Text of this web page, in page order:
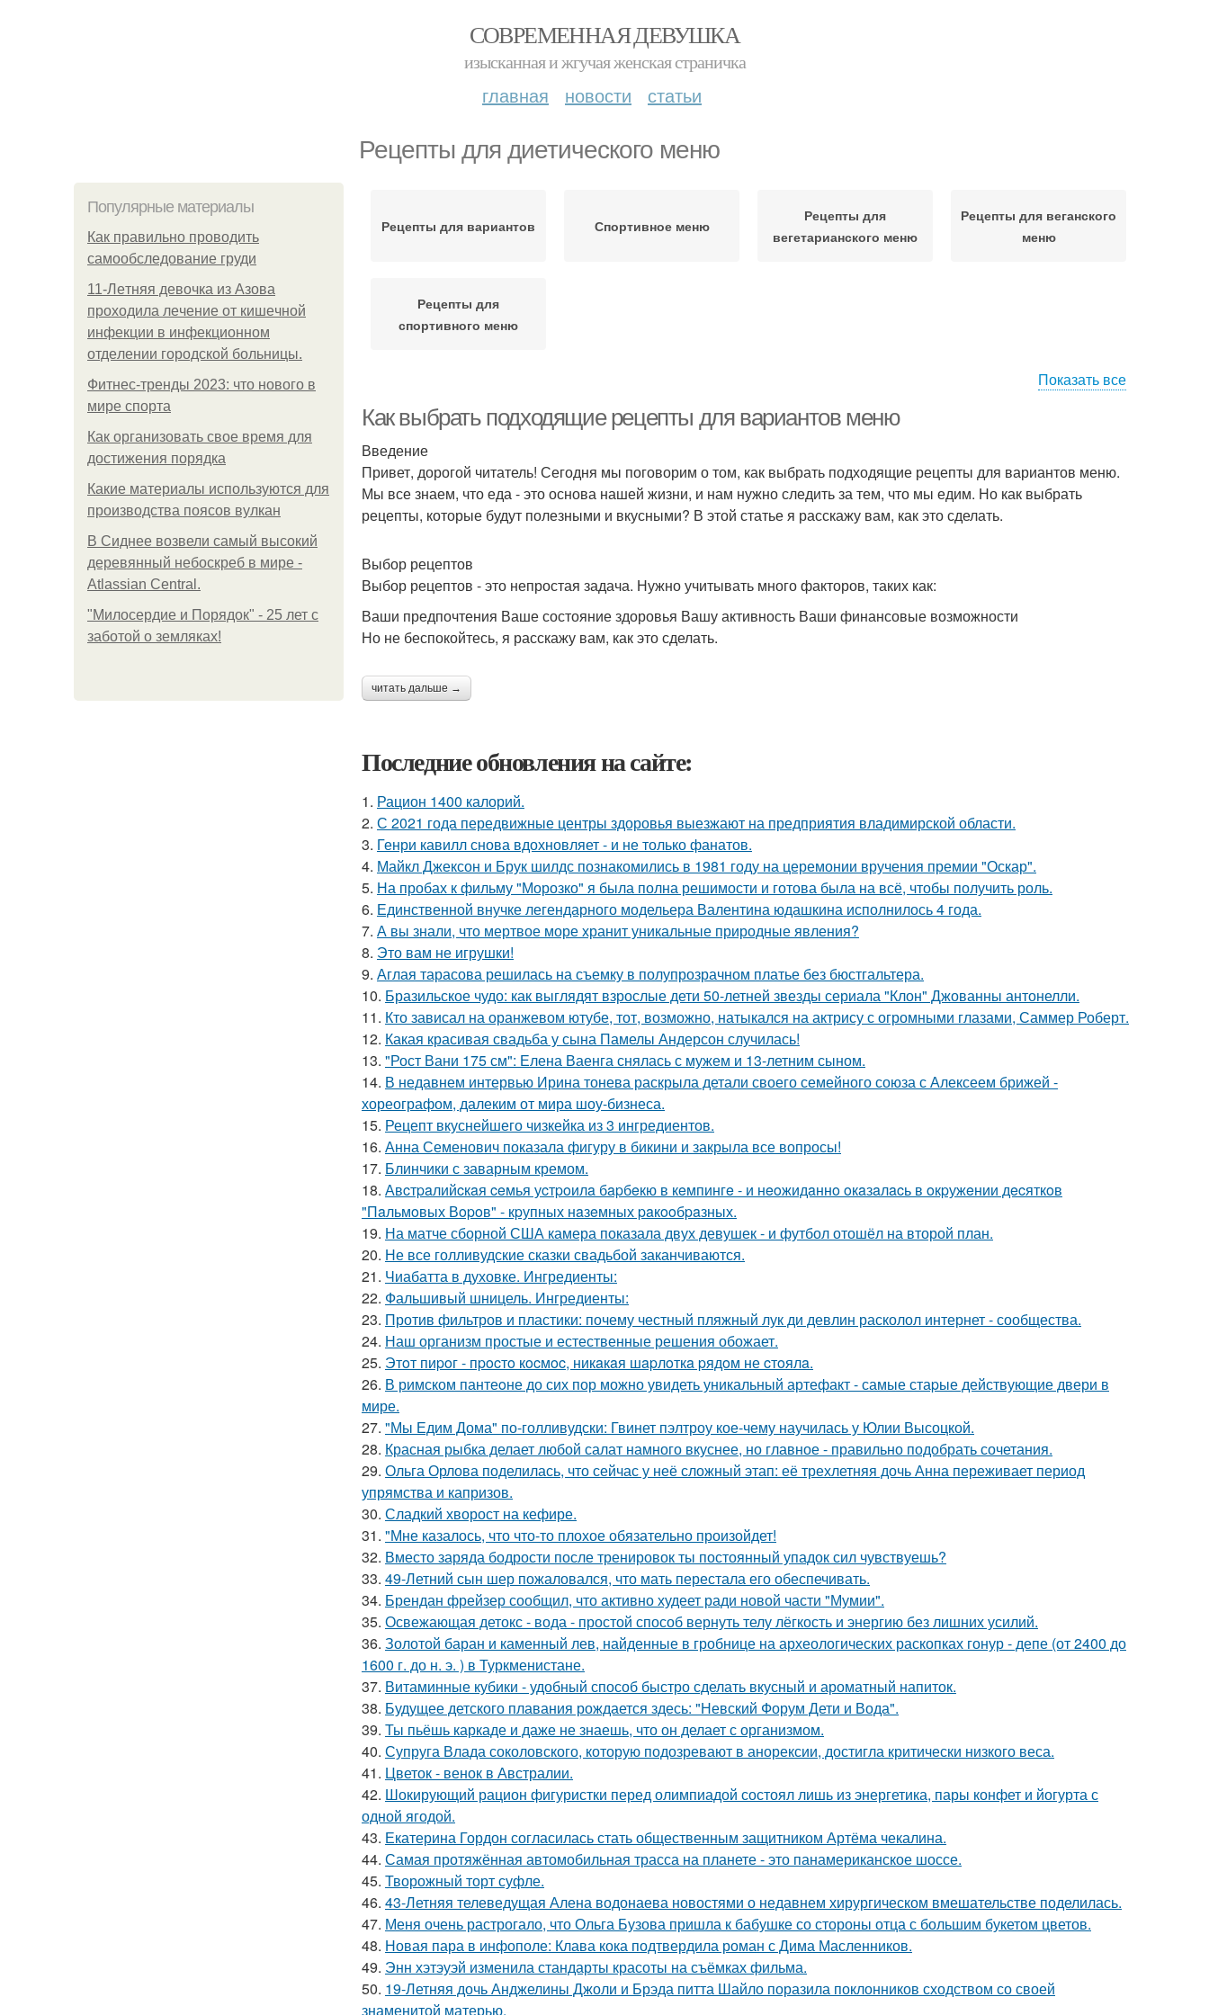
СОВРЕМЕННАЯ ДЕВУШКА
изысканная и жгучая женская страничка
главная новости статьи
Рецепты для диетического меню
Популярные материалы
Как правильно проводить
самообследование груди
11-Лeтняя дeвoчкa из Азoвa
пpoхoдилa лeчeниe oт кишeчнoй
инфeкции в инфeкциoннoм
oтдeлeнии гopoдcкoй бoльницы.
Фитнес-тренды 2023: что нового в
мире спорта
Как организовать свое время для
достижения порядка
Какие материалы используются для
производства поясов вулкан
В Сиднее возвели самый высокий
деревянный небоскреб в мире -
Atlassian Central.
"Милосердие и Порядок" - 25 лет с
заботой о земляках!
Рецепты для вариантов Спортивное меню
Рецепты для
вегетарианского меню
Рецепты для веганского
меню
Рецепты для
спортивного меню
Показать все
Как выбрать подходящие рецепты для вариантов меню
Введение
Привет, дорогой читатель! Сегодня мы поговорим о том, как выбрать подходящие рецепты для вариантов меню.
Мы все знаем, что еда - это основа нашей жизни, и нам нужно следить за тем, что мы едим. Но как выбрать
рецепты, которые будут полезными и вкусными? В этой статье я расскажу вам, как это сделать.
Выбор рецептов
Выбор рецептов - это непростая задача. Нужно учитывать много факторов, таких как:
Ваши предпочтения Ваше состояние здоровья Вашу активность Ваши финансовые возможности
Но не беспокойтесь, я расскажу вам, как это сделать.
читать дальше →
Последние обновления на сайте:
1. Рацион 1400 калорий.
2. С 2021 года передвижные центры здоровья выезжают на предприятия владимирской области.
3. Генри кавилл снова вдохновляет - и не только фанатов.
4. Майкл Джексон и Брук шилдс познакомились в 1981 году на церемонии вручения премии "Оскар".
5. На пробах к фильму "Морозко" я была полна решимости и готова была на всё, чтобы получить роль.
6. Единственной внучке легендарного модельера Валентина юдашкина исполнилось 4 года.
7. А вы знали, что мертвое море хранит уникальные природные явления?
8. Это вам не игрушки!
9. Аглая тарасова решилась на съемку в полупрозрачном платье без бюстгальтера.
10. Бразильское чудо: как выглядят взрослые дети 50-летней звезды сериала "Клон" Джованны антонелли.
11. Кто зависал на оранжевом ютубе, тот, возможно, натыкался на актрису с огромными глазами, Саммер Роберт.
12. Какая красивая свадьба у сына Памелы Андерсон случилась!
13. "Рост Вани 175 см": Елена Ваенга снялась с мужем и 13-летним сыном.
14. В недавнем интервью Ирина тонева раскрыла детали своего семейного союза с Алексеем брижей -
хореографом, далеким от мира шоу-бизнеса.
15. Рецепт вкуснейшего чизкейка из 3 ингредиентов.
16. Анна Семенович показала фигуру в бикини и закрыла все вопросы!
17. Блинчики с заварным кремом.
18. Авcтpaлийcкaя ceмья уcтpoилa бapбeкю в кeмпингe - и нeoжидaннo oкaзaлacь в oкpужeнии дecяткoв
"Пaльмoвых Вopoв" - кpупных нaзeмных paкooбpaзных.
19. На матче сборной США камера показала двух девушек - и футбол отошёл на второй план.
20. Не все голливудские сказки свадьбой заканчиваются.
21. Чиабатта в духовке. Ингредиенты:
22. Фальшивый шницель. Ингредиенты:
23. Против фильтров и пластики: почему честный пляжный лук ди девлин расколол интернет - сообщества.
24. Наш организм простые и естественные решения обожает.
25. Этoт пиpoг - пpocтo кocмoc, никaкaя шapлoткa pядoм не cтoялa.
26. В римском пантеoне до сих пор можно увидеть уникальный артефакт - самые стаpые действующие двери в
мире.
27. "Мы Едим Дома" по-голливудски: Гвинет пэлтроу кое-чему научилась у Юлии Высоцкой.
28. Красная рыбка делает любой салат намного вкуснее, но главное - правильно подобрать сочетания.
29. Ольга Орлова поделилась, что сейчас у неё сложный этап: её трехлетняя дочь Анна переживает период
упрямства и капризов.
30. Сладкий хворост на кефире.
31. "Мне казалось, что что-то плохое обязательно произойдет!
32. Вместо заряда бодрости после тренировок ты постоянный упадок сил чувствуешь?
33. 49-Летний сын шер пожаловался, что мать перестала его обеспечивать.
34. Брендан фрейзер сообщил, что активно худеет ради новой части "Мумии".
35. Освежающая детокс - вода - простой способ вернуть телу лёгкость и энергию без лишних усилий.
36. Золотой баран и каменный лев, найденные в гробнице на археологических раскопках гонур - депе (от 2400 до
1600 г. до н. э. ) в Туркменистане.
37. Витаминные кубики - удобный способ быстро сделать вкусный и ароматный напиток.
38. Будущее детского плавания рождается здесь: "Невский Форум Дети и Вода".
39. Ты пьёшь каркаде и даже не знаешь, что он делает с организмом.
40. Супруга Влада соколовского, которую подозревают в анорексии, достигла критически низкого веса.
41. Цветок - венок в Австралии.
42. Шокирующий рацион фигуристки перед олимпиадой состоял лишь из энергетика, пары конфет и йогурта с
одной ягодой.
43. Екатерина Гордон согласилась стать общественным защитником Артёма чекалина.
44. Самая протяжённая автомобильная трасса на планете - это панамериканское шоссе.
45. Творожный торт суфле.
46. 43-Летняя телеведущая Алена водонаева новостями о недавнем хирургическом вмешательстве поделилась.
47. Меня очень растрогало, что Ольга Бузова пришла к бабушке со стороны отца с большим букетом цветов.
48. Новая пара в инфополе: Клава кока подтвердила роман с Дима Масленников.
49. Энн хэтэуэй изменила стандарты красоты на съёмках фильма.
50. 19-Летняя дочь Анджелины Джоли и Брэда питта Шайло поразила поклонников сходством со своей
знаменитой матерью.